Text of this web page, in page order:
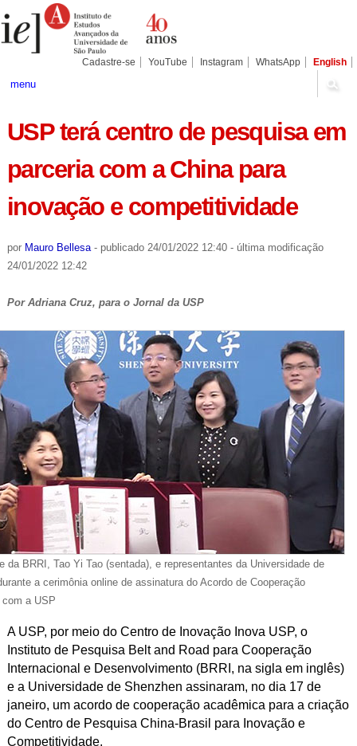
para
conteúdo.
Pessoais
Cadastre-se YouTube Instagram WhatsApp English
menu
USP terá centro de pesquisa em
parceria com a China para
inovação e competitividade
por Mauro Bellesa - publicado24/01/2022 12:40 - última modificação
24/01/2022 12:42
Por Adriana Cruz, para o Jornal da USP
da BRRI, Tao Yi Tao (sentada), e representantes da Universidade de
a cerimônia online de assinatura do Acordo de Cooperação
a USP
A USP, por meio do Centro de Inovação Inova USP, o
Instituto de Pesquisa Belt and Road para Cooperação
Internacional e Desenvolvimento (BRRI, na sigla em inglês)
e a Universidade de Shenzhen assinaram, no dia 17 de
janeiro, um acordo de cooperação acadêmica para a criação
do Centro de Pesquisa China-Brasil para Inovação e
Competitividade.